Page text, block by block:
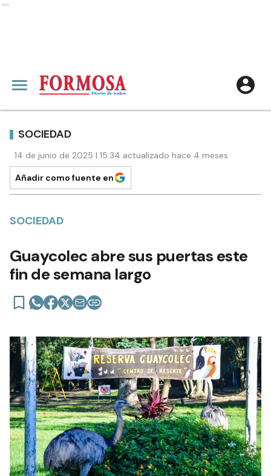
Ads
SOCIEDAD
14 de junio de 2025 | 15:34 actualizado hace 4 meses
Añadir como fuente en
SOCIEDAD
Guaycolec abre sus puertas este
fin de semana largo